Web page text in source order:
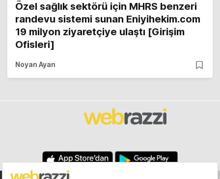
Özel sağlık sektörü için MHRS benzeri
randevu sistemi sunan Eniyihekim.com
19 milyon ziyaretçiye ulaştı [Girişim
Ofisleri]
Noyan Ayan